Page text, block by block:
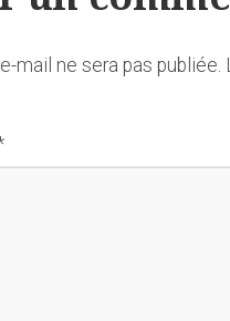
mail ne sera pas publiée.